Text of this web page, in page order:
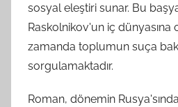
sosyal eleştiri sunar. Bu
Raskolnikov'un iç dünyasına
zamanda toplumun suça
sorgulamaktadır.
Roman, dönemin